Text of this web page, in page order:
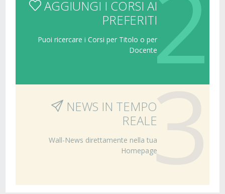
AGGIUNGI I CORSI AI
PREFERITI
Puoi ricercare i Corsi per Titolo o per
Docente
3
NEWS IN TEMPO
REALE
Wall-News direttamente nella tua
Homepage